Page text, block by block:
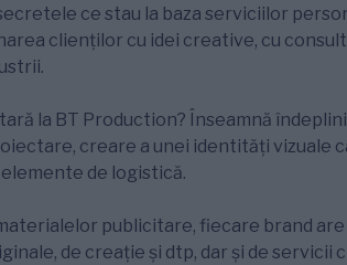
ce stau la baza serviciilor
clienților cu idei creative, cu
la BT Production? Înseamnă
creare a unei identități vizuale
elemente de logistică.
publicitare, fiecare brand
de creație și dtp, dar și de